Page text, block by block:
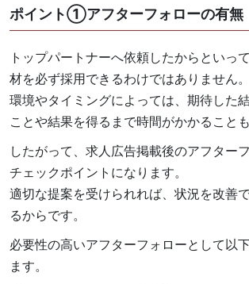
ポイント①アフターフォローの有無
トップパートナーへ依頼したからといっ
材を必ず採用できるわけではありません。
環境やタイミングによっては、期待した
ことや結果を得るまで時間がかかることも
したがって、求人広告掲載後のアフター
チェックポイントになります。
適切な提案を受けられれば、状況を改善
るからです。
必要性の高いアフターフォローとして以
ます。